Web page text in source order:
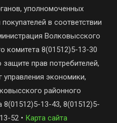
уполномоченных
в соответствии
Волковысского
комитета 8(01512)5-13-30
прав потребителей,
управления экономики,
районного
8(01512)5-13-43, 8(01512)5-
52 • Карта сайта